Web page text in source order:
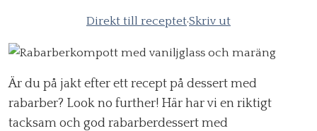
Direkt till receptet·Skriv ut
Är du på jakt efter ett recept på dessert med
rabarber? Look no further! Här har vi en riktigt
tacksam och god rabarberdessert med